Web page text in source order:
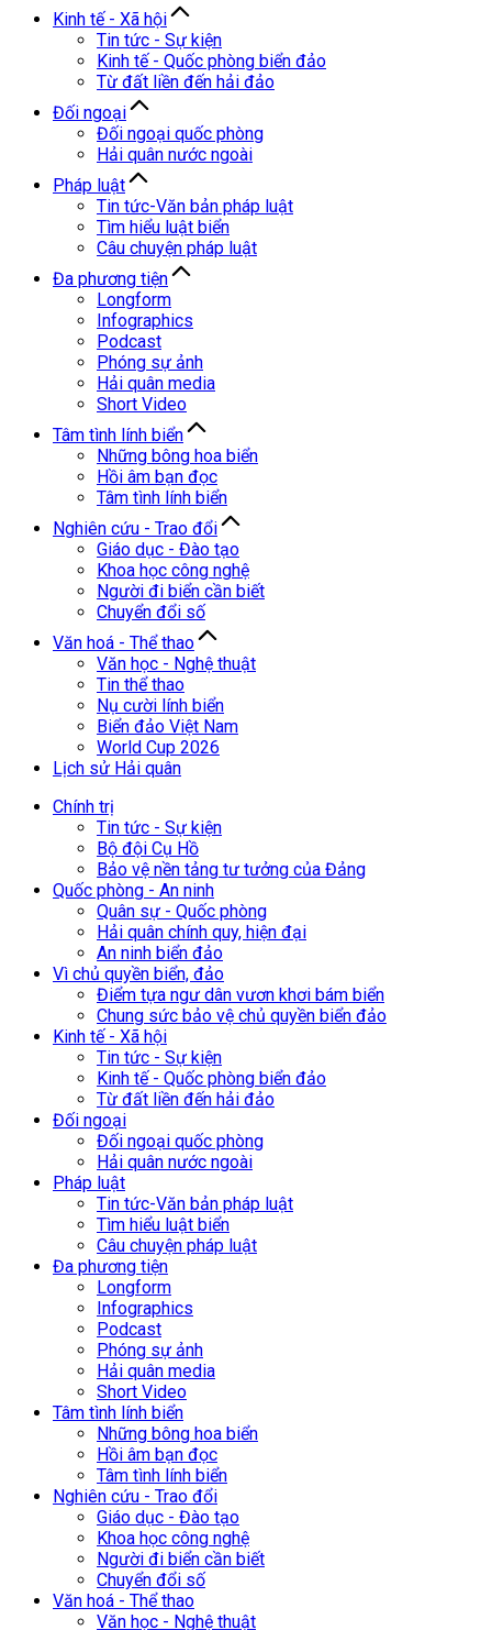
Kinh tế - Xã hội
Tin tức - Sự kiện
Kinh tế - Quốc phòng biển đảo
Từ đất liền đến hải đảo
Đối ngoại
Đối ngoại quốc phòng
Hải quân nước ngoài
Pháp luật
Tin tức-Văn bản pháp luật
Tìm hiểu luật biển
Câu chuyện pháp luật
Đa phương tiện
Longform
Infographics
Podcast
Phóng sự ảnh
Hải quân media
Short Video
Tâm tình lính biển
Những bông hoa biển
Hồi âm bạn đọc
Tâm tình lính biển
Nghiên cứu - Trao đổi
Giáo dục - Đào tạo
Khoa học công nghệ
Người đi biển cần biết
Chuyển đổi số
Văn hoá - Thể thao
Văn học - Nghệ thuật
Tin thể thao
Nụ cười lính biển
Biển đảo Việt Nam
World Cup 2026
Lịch sử Hải quân
Chính trị
Tin tức - Sự kiện
Bộ đội Cụ Hồ
Bảo vệ nền tảng tư tưởng của Đảng
Quốc phòng - An ninh
Quân sự - Quốc phòng
Hải quân chính quy, hiện đại
An ninh biển đảo
Vì chủ quyền biển, đảo
Điểm tựa ngư dân vươn khơi bám biển
Chung sức bảo vệ chủ quyền biển đảo
Kinh tế - Xã hội
Tin tức - Sự kiện
Kinh tế - Quốc phòng biển đảo
Từ đất liền đến hải đảo
Đối ngoại
Đối ngoại quốc phòng
Hải quân nước ngoài
Pháp luật
Tin tức-Văn bản pháp luật
Tìm hiểu luật biển
Câu chuyện pháp luật
Đa phương tiện
Longform
Infographics
Podcast
Phóng sự ảnh
Hải quân media
Short Video
Tâm tình lính biển
Những bông hoa biển
Hồi âm bạn đọc
Tâm tình lính biển
Nghiên cứu - Trao đổi
Giáo dục - Đào tạo
Khoa học công nghệ
Người đi biển cần biết
Chuyển đổi số
Văn hoá - Thể thao
Văn học - Nghệ thuật